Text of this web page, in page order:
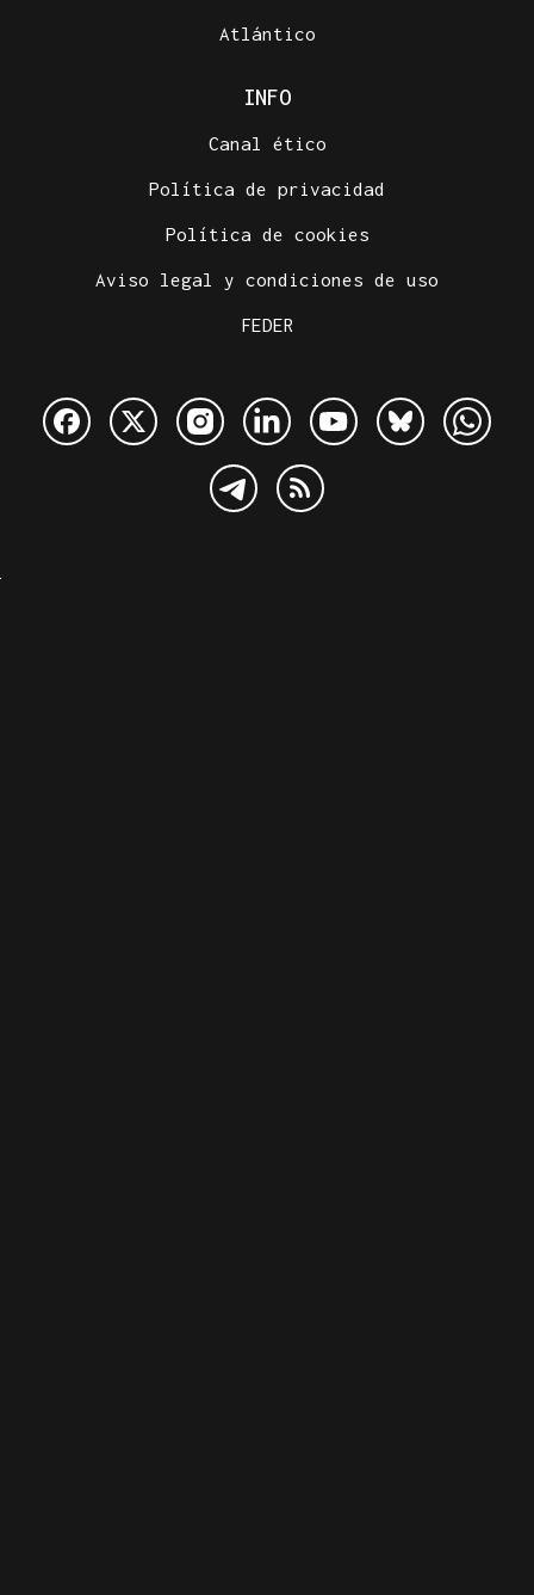
Atlántico
INFO
Canal ético
Política de privacidad
Política de cookies
Aviso legal y condiciones de uso
FEDER